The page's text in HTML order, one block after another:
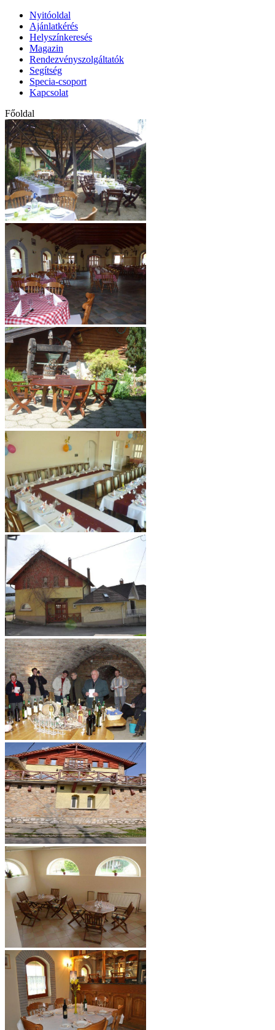
Nyitóoldal
Ajánlatkérés
Helyszínkeresés
Magazin
Rendezvényszolgáltatók
Segítség
Specia-csoport
Kapcsolat
Főoldal